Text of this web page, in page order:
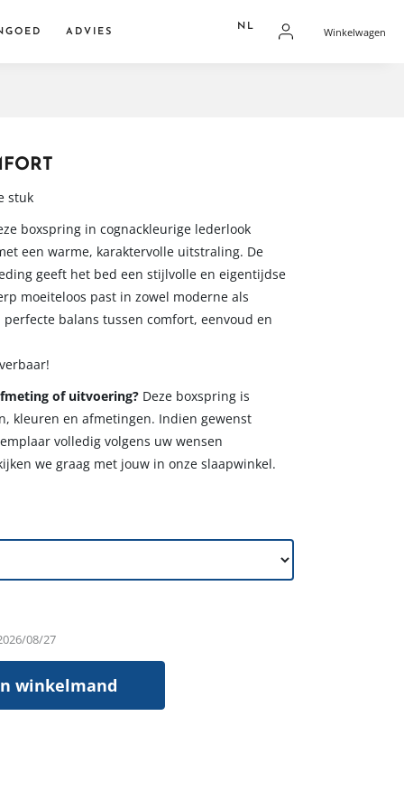
ADVIES NL Winkelwagen
stuk
boxspring in cognackleurige lederlook
een warme, karaktervolle uitstraling. De
geeft het bed een stijlvolle en eigentijdse
moeiteloos past in zowel moderne als
balans tussen comfort, eenvoud en
of uitvoering? Deze boxspring is
kleuren en afmetingen. Indien gewenst
volledig volgens uw wensen
we graag met jouw in onze slaapwinkel.
08/27
winkelmand